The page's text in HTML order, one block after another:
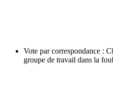
Vote par correspondance :
groupe de travail dans la